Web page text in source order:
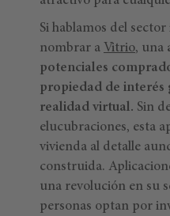
Si hablamos del
nombrar a Vitrio, una
potenciales
propiedad de interés
realidad virtual. Sin
elucubraciones, esta
vivienda al detalle
construida.
una revolución en su
personas optan por